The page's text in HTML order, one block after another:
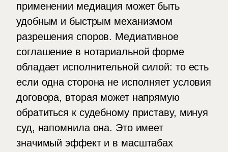
применении медиация может быть
удобным и быстрым механизмом
разрешения споров. Медиативное
соглашение в нотариальной форме
обладает исполнительной силой: то есть
если одна сторона не исполняет условия
договора, вторая может напрямую
обратиться к судебному приставу, минуя
суд, напомнила она. Это имеет
значимый эффект и в масштабах